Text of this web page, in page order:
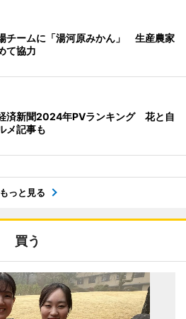
チームに「湯河原みかん」 生産農家
て協力
済新聞2024年PVランキング 花と自
メ記事も
もっと見る
買う